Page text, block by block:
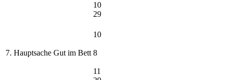
10
29
7. Hauptsache Gut im Bett
10
8
11